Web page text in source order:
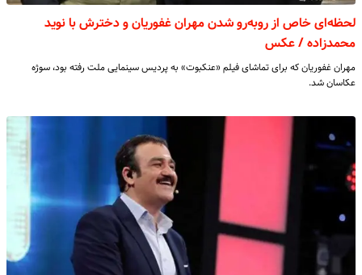
لحظه‌ای خاص از روبه‌رو شدن مهران غفوریان و دخترش با نوید
محمدزاده / عکس
مهران غفوریان که برای تماشای فیلم «عنکبوت» به پردیس سینمایی ملت رفته بود، سوژه
عکاسان شد.